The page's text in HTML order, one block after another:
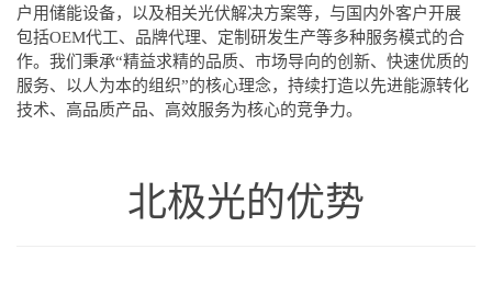
户用储能设备，以及相关光伏解决方案等，与国内外客户开展
包括OEM代工、品牌代理、定制研发生产等多种服务模式的合
作。我们秉承“精益求精的品质、市场导向的创新、快速优质的
服务、以人为本的组织”的核心理念，持续打造以先进能源转化
技术、高品质产品、高效服务为核心的竞争力。
北极光的优势